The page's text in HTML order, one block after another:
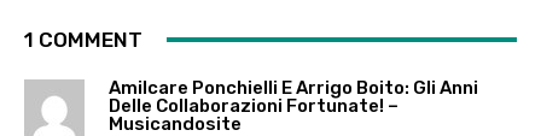
1 COMMENT
Amilcare Ponchielli E Arrigo Boito: Gli Anni
Delle Collaborazioni Fortunate! –
Musicandosite